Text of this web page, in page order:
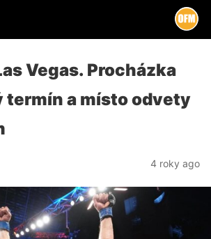
Vegas. Procházka
termín a místo odvety
4 roky ago